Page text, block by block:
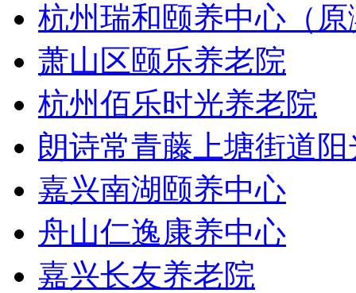
杭州瑞和颐养中心（
萧山区颐乐养老院
杭州佰乐时光养老院
朗诗常青藤上塘街道
嘉兴南湖颐养中心
舟山仁逸康养中心
嘉兴长友养老院